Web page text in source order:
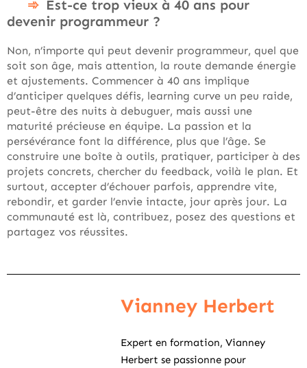
Est-ce trop vieux à 40 ans pour
devenir programmeur ?
Non, n’importe qui peut devenir programmeur, quel que
soit son âge, mais attention, la route demande énergie
et ajustements. Commencer à 40 ans implique
d’anticiper quelques défis, learning curve un peu raide,
peut-être des nuits à debuguer, mais aussi une
maturité précieuse en équipe. La passion et la
persévérance font la différence, plus que l’âge. Se
construire une boîte à outils, pratiquer, participer à des
projets concrets, chercher du feedback, voilà le plan. Et
surtout, accepter d’échouer parfois, apprendre vite,
rebondir, et garder l’envie intacte, jour après jour. La
communauté est là, contribuez, posez des questions et
partagez vos réussites.
Vianney Herbert
Expert en formation, Vianney
Herbert se passionne pour